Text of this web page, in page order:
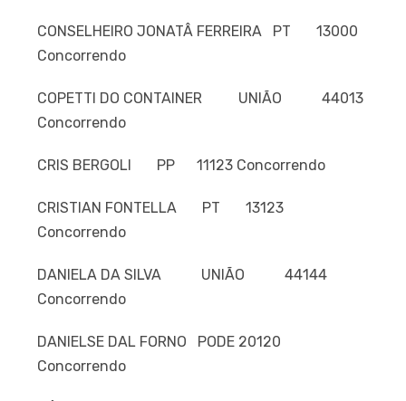
CONSELHEIRO JONATÂ FERREIRA PT 13000
Concorrendo
COPETTI DO CONTAINER UNIÃO 44013
Concorrendo
CRIS BERGOLI PP 11123 Concorrendo
CRISTIAN FONTELLA PT 13123
Concorrendo
DANIELA DA SILVA UNIÃO 44144
Concorrendo
DANIELSE DAL FORNO PODE 20120
Concorrendo